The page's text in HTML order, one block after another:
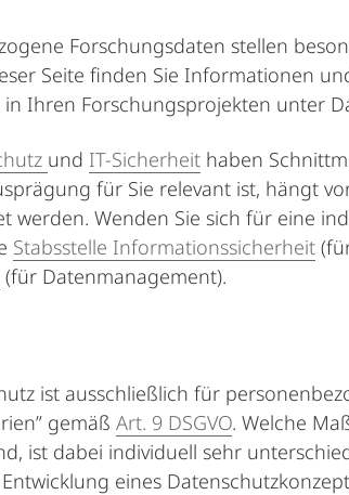
Forschungsdaten stellen
Seite finden Sie Informationen
Ihren Forschungsprojekten unter
und IT-Sicherheit haben
für Sie relevant ist, hängt
werden. Wenden Sie sich für eine
Stabsstelle Informationssicherheit
(für Datenmanagement).
ist ausschließlich für
gemäß Art. 9 DSGVO. Welche
ist dabei individuell sehr
eines